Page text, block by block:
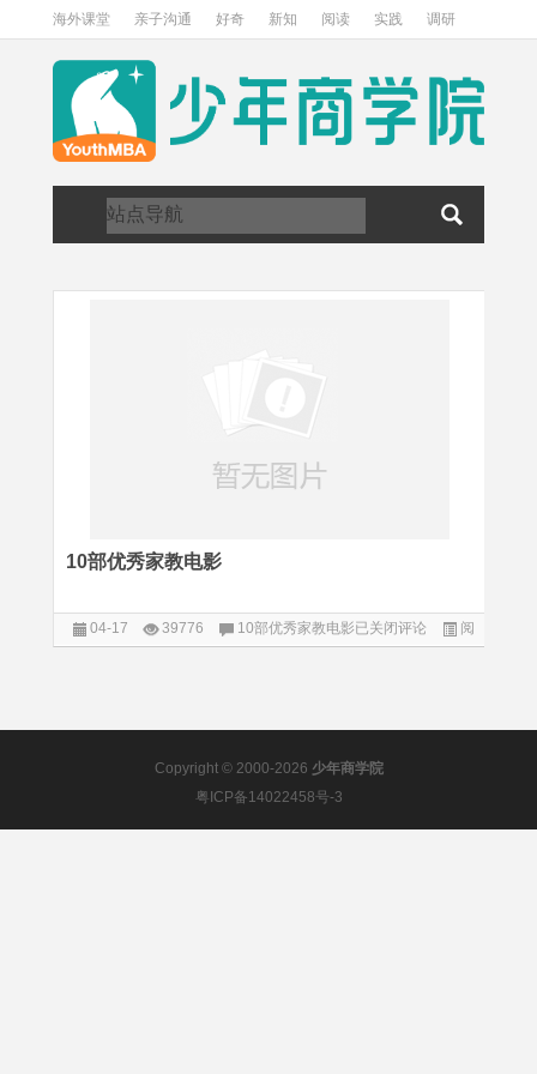
海外课堂 亲子沟通 好奇 新知 阅读 实践 调研
访谈 关于我们
10部优秀家教电影
04-17 39776 10部优秀家教电影已关闭评论
阅
读
Copyright © 2000-2026 少年商学院
粤ICP备14022458号-3